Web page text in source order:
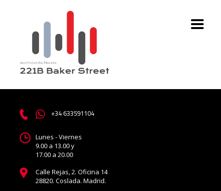
+34 633591104
Lunes - Viernes
9.00 a 13.00 y
17.00 a 20.00
Calle Rejas, 2. Oficina 14
28820. Coslada. Madrid.